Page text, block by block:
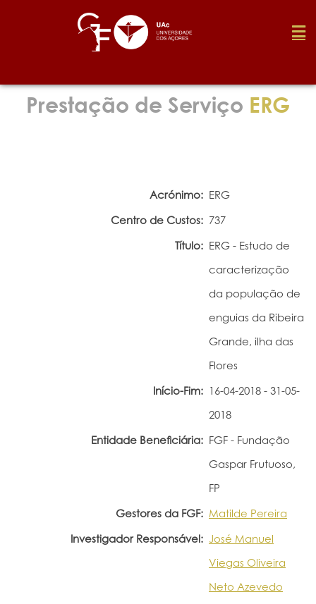
Fundação
Prestação de Serviço ERG
Acrónimo: ERG
Centro de Custos: 737
Título: ERG - Estudo de
caracterização
da população de
enguias da Ribeira
Grande, ilha das
Flores
Início-Fim: 16-04-2018 - 31-05-
2018
Entidade Beneficiária: FGF - Fundação
Gaspar Frutuoso,
FP
Gestores da FGF: Matilde Pereira
Investigador Responsável: José Manuel
Viegas Oliveira
Neto Azevedo